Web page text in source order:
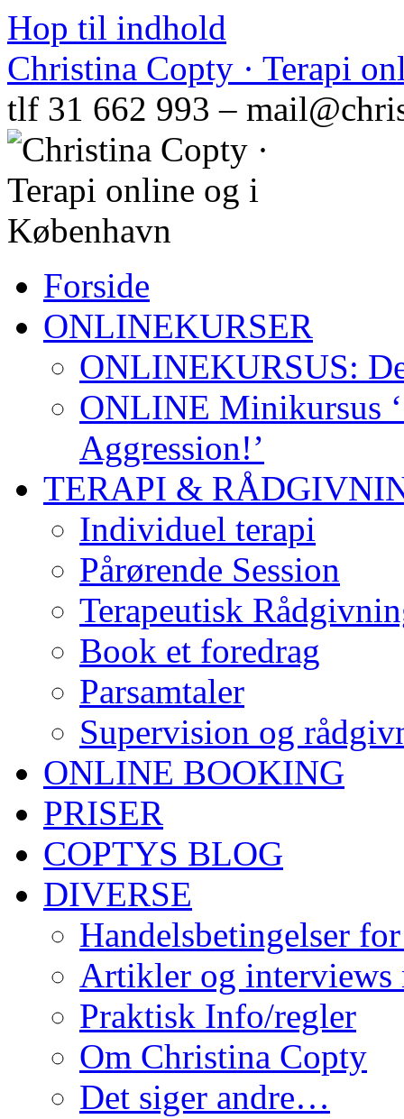
Hop til indhold
Christina Copty · Terapi
tlf 31 662 993 –
Forside
ONLINEKURSER
ONLINEKURSUS:
ONLINE Minikursus
Aggression!’
TERAPI &
Individuel terapi
Pårørende Session
Terapeutisk
Book et foredrag
Parsamtaler
Supervision og
ONLINE BOOKING
PRISER
COPTYS BLOG
DIVERSE
Handelsbetingelser
Artikler og interviews
Praktisk Info/regler
Om Christina Copty
Det siger andre…